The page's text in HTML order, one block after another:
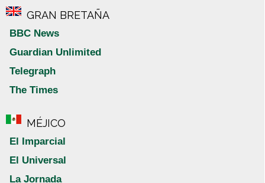
GRAN BRETAÑA
BBC News
Guardian Unlimited
Telegraph
The Times
MÉJICO
El Imparcial
El Universal
La Jornada